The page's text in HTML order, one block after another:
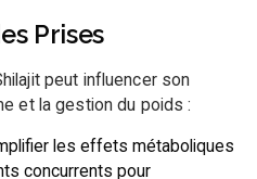
Prises
peut influencer son
et la gestion du poids :
les effets métaboliques
concurrents pour